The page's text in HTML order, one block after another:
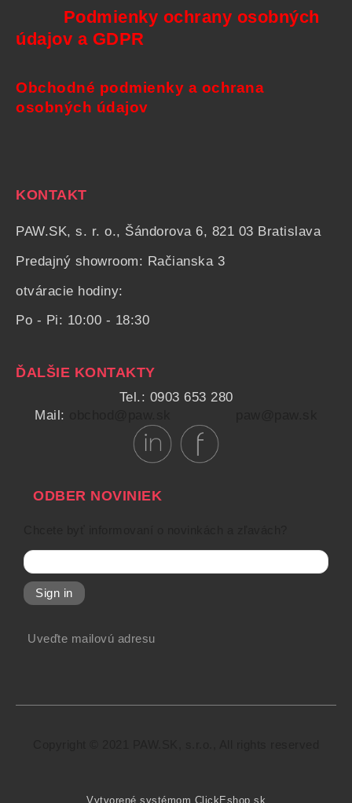
Podmienky ochrany osobných
údajov a GDPR
Obchodné podmienky a ochrana
osobných údajov
KONTAKT
PAW.SK, s. r. o., Šándorova 6, 821 03 Bratislava
Predajný showroom: Račianska 3
otváracie hodiny:
Po - Pi: 10:00 - 18:30
ĎALŠIE KONTAKTY
Tel.: 0903 653 280
Mail:
ODBER NOVINIEK
Sign in
Uveďte mailovú adresu
Vytvorené systémom ClickEshop.sk